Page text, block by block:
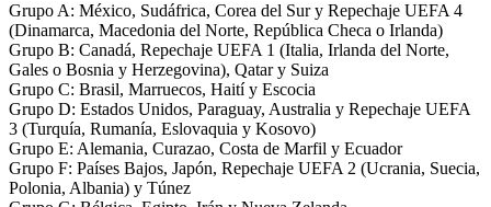
Grupo A: México, Sudáfrica, Corea del Sur y Repechaje UEFA 4
(Dinamarca, Macedonia del Norte, República Checa o Irlanda)
Grupo B: Canadá, Repechaje UEFA 1 (Italia, Irlanda del Norte,
Gales o Bosnia y Herzegovina), Qatar y Suiza
Grupo C: Brasil, Marruecos, Haití y Escocia
Grupo D: Estados Unidos, Paraguay, Australia y Repechaje UEFA
3 (Turquía, Rumanía, Eslovaquia y Kosovo)
Grupo E: Alemania, Curazao, Costa de Marfil y Ecuador
Grupo F: Países Bajos, Japón, Repechaje UEFA 2 (Ucrania, Suecia,
Polonia, Albania) y Túnez